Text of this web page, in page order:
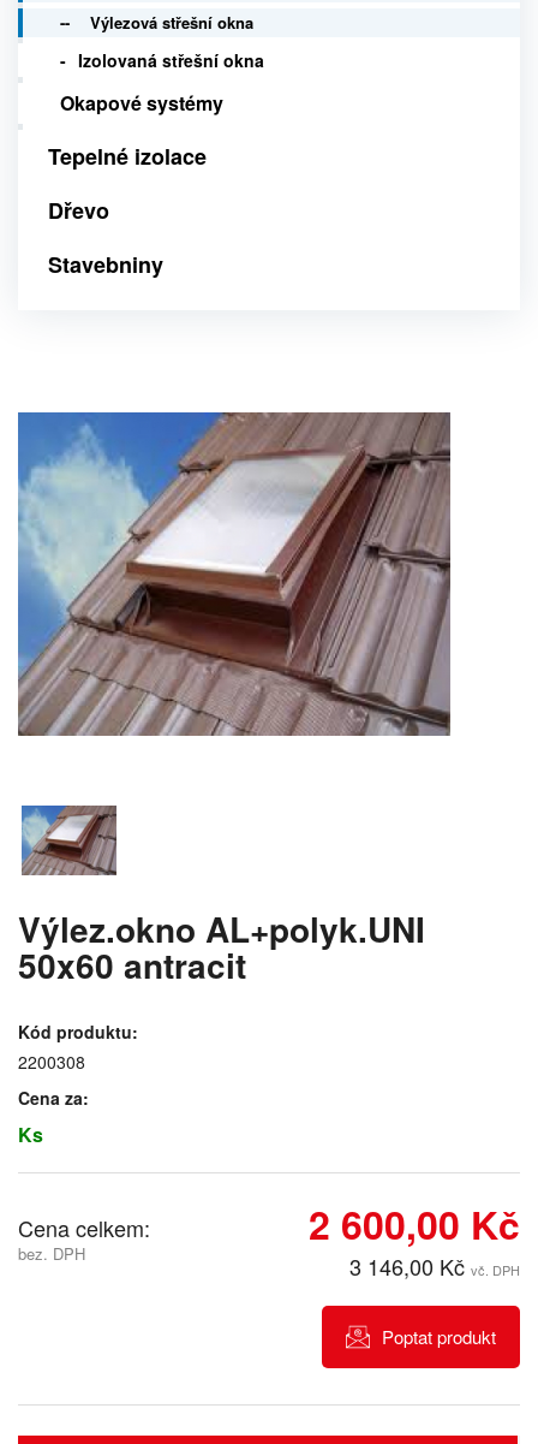
Výlezová střešní okna
Izolovaná střešní okna
Okapové systémy
Tepelné izolace
Dřevo
Stavebniny
Výlez.okno AL+polyk.UNI
50x60 antracit
Kód produktu:
2200308
Cena za:
Ks
Cena celkem:
bez. DPH
2 600,00 Kč
3 146,00 Kč vč. DPH
Poptat produkt